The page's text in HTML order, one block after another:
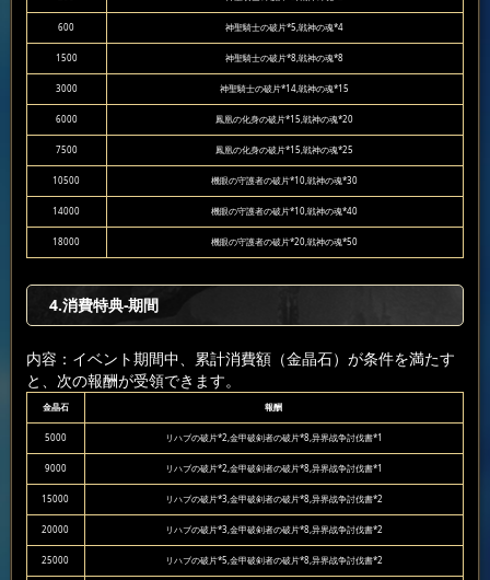
600 神聖騎士の破片*5,戦神の魂*4
1500 神聖騎士の破片*8,戦神の魂*8
3000 神聖騎士の破片*14,戦神の魂*15
6000 鳳凰の化身の破片*15,戦神の魂*20
7500 鳳凰の化身の破片*15,戦神の魂*25
10500 機眼の守護者の破片*10,戦神の魂*30
14000 機眼の守護者の破片*10,戦神の魂*40
18000 機眼の守護者の破片*20,戦神の魂*50
4.消費特典-期間
内容：イベント期間中、累計消費額（金晶石）が条件を満たす
と、次の報酬が受領できます。
金晶石 報酬
5000 リハブの破片*2,金甲破剣者の破片*8,异界战争討伐書*1
9000 リハブの破片*2,金甲破剣者の破片*8,异界战争討伐書*1
15000 リハブの破片*3,金甲破剣者の破片*8,异界战争討伐書*2
20000 リハブの破片*3,金甲破剣者の破片*8,异界战争討伐書*2
25000 リハブの破片*5,金甲破剣者の破片*8,异界战争討伐書*2